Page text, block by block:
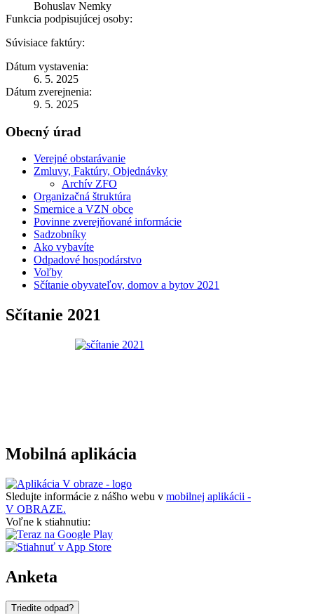
Bohuslav Nemky
Funkcia podpisujúcej osoby:
Súvisiace faktúry:
Dátum vystavenia:
6. 5. 2025
Dátum zverejnenia:
9. 5. 2025
Obecný úrad
Verejné obstarávanie
Zmluvy, Faktúry, Objednávky
Archív ZFO
Organizačná štruktúra
Smernice a VZN obce
Povinne zverejňované informácie
Sadzobníky
Ako vybavíte
Odpadové hospodárstvo
Voľby
Sčítanie obyvateľov, domov a bytov 2021
Sčítanie 2021
Mobilná aplikácia
Sledujte informácie z nášho webu v mobilnej aplikácii -
V OBRAZE.
Voľne k stiahnutiu:
Anketa
Triedite odpad?